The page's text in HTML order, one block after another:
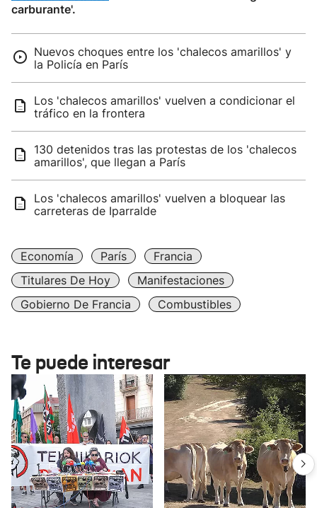
carburante'.
Nuevos choques entre los 'chalecos amarillos' y
la Policía en París
Los 'chalecos amarillos' vuelven a condicionar el
tráfico en la frontera
130 detenidos tras las protestas de los 'chalecos
amarillos', que llegan a París
Los 'chalecos amarillos' vuelven a bloquear las
carreteras de Iparralde
Economía París
Francia
Titulares De Hoy
Manifestaciones
Gobierno De Francia
Combustibles
Te puede interesar